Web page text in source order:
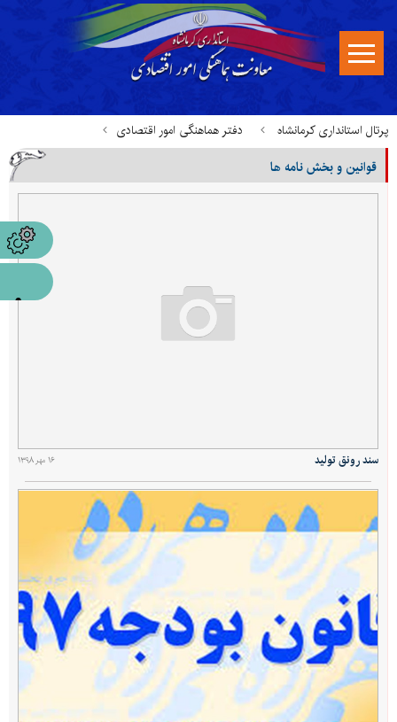
پرتال استانداری کرمانشاه دفتر هماهنگی امور اقتصادی
قوانین، بخشنامه ها و مستندات
قوانین و بخش نامه ها
۱۶ مهر ۱۳۹۸ سند رونق تولید